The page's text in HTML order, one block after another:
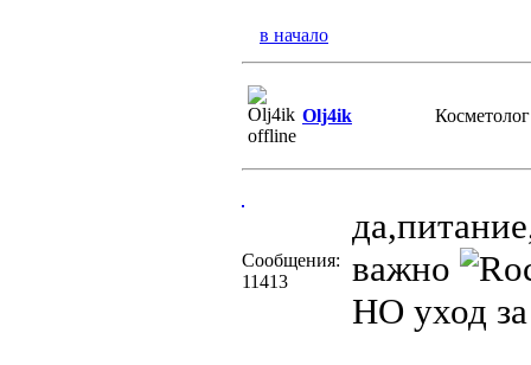
в начало
Olj4ik Косметолог
Сообщения:
11413
важно
НО уход